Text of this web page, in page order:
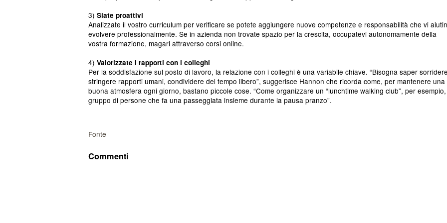
3) Siate proattivi
Analizzate il vostro curriculum per verificare se potete aggiungere nuove competenze e responsabilità che vi
evolvere professionalmente. Se in azienda non trovate spazio per la crescita, occupatevi autonomamente della
vostra formazione, magari attraverso corsi online.
4) Valorizzate i rapporti con i colleghi
Per la soddisfazione sul posto di lavoro, la relazione con i colleghi è una variabile chiave. “Bisogna saper
stringere rapporti umani, condividere del tempo libero”, suggerisce Hannon che ricorda come, per mantenere una
buona atmosfera ogni giorno, bastano piccole cose. “Come organizzare un “lunchtime walking club”, per
gruppo di persone che fa una passeggiata insieme durante la pausa pranzo”.
Fonte
Commenti